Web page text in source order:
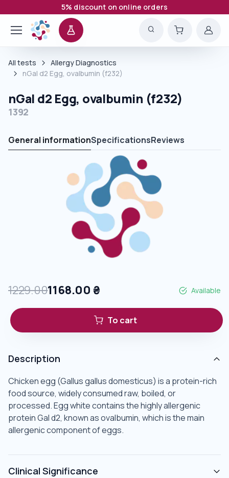
5% discount on online orders
All tests
Allergy Diagnostics
nGal d2 Egg, ovalbumin (f232)
nGal d2 Egg, ovalbumin (f232)
1392
General informationSpecificationsReviews
1229.001168.00 ₴ Available
To cart
Description
Chicken egg (Gallus gallus domesticus) is a protein-rich
food source, widely consumed raw, boiled, or
processed. Egg white contains the highly allergenic
protein Gal d2, known as ovalbumin, which is the main
allergenic component of eggs.
Clinical Significance